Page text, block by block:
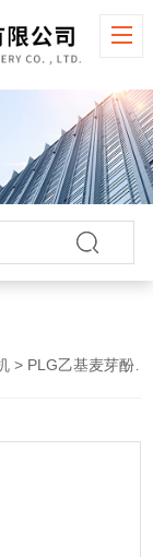
> PLG乙基麦芽酚盘式干燥机